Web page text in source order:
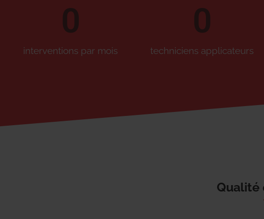
interventions par mois
0
techniciens applicateurs
0
Qualité